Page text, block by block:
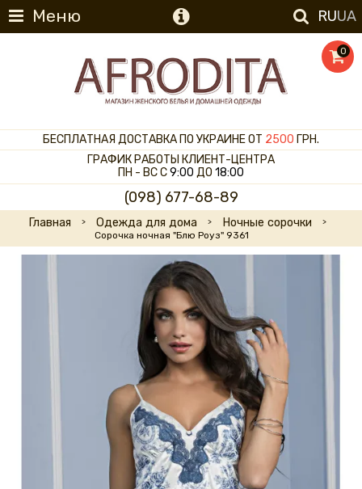
Меню RUUA
0
БЕСПЛАТНАЯ ДОСТАВКА ПО УКРАИНЕ ОТ 2500 ГРН.
ГРАФИК РАБОТЫ КЛИЕНТ-ЦЕНТРА
ПН - ВС С9:00 ДО 18:00
(098) 677-68-89
Главная Одежда для дома Ночные сорочки
Сорочка ночная "Блю Роуз" 9361